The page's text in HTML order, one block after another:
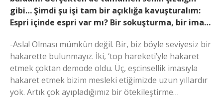
gibi… Şimdi şu işi tam bir açıklığa kavuşturalım:
Espri içinde espri var mı? Bir sokuşturma, bir ima…
-Asla! Olması mümkün değil. Bir, biz böyle seviyesiz bir
hakarette bulunmayız. İki, ‘top hareketi’yle hakaret
etmek çoktan demode oldu. Üç, eşcinsellik imasıyla
hakaret etmek bizim mesleki etiğimizde uzun yıllardır
yok. Artık çok ayıpladığımız bir ötekileştirme…